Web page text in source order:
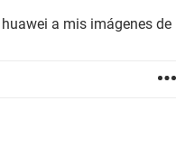
a mis imágenes de